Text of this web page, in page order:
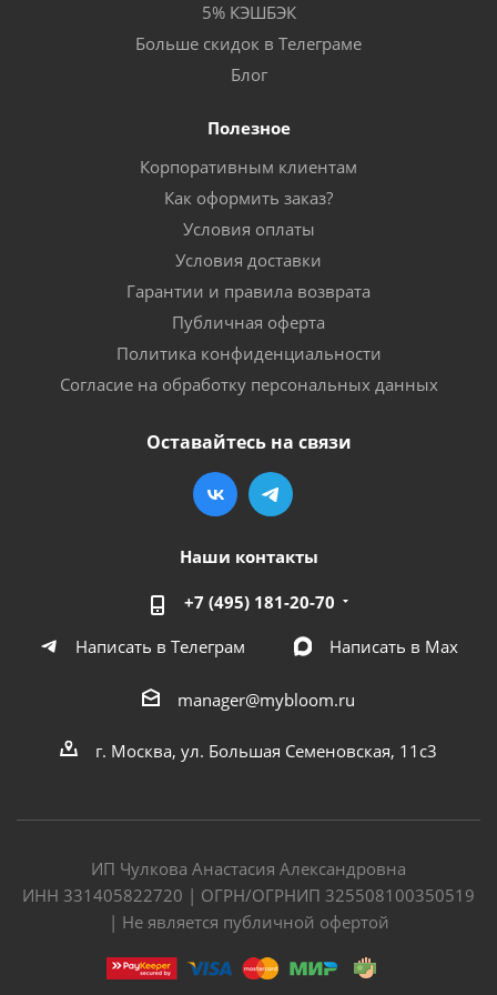
5% КЭШБЭК
Больше скидок в Телеграме
Блог
Полезное
Корпоративным клиентам
Как оформить заказ?
Условия оплаты
Условия доставки
Гарантии и правила возврата
Публичная оферта
Политика конфиденциальности
Согласие на обработку персональных данных
Оставайтесь на связи
Наши контакты
+7 (495) 181-20-70
Написать в Телеграм
Написать в Мах
manager@mybloom.ru
г. Москва, ул. Большая Семеновская, 11с3
ИП Чулкова Анастасия Александровна
ИНН 331405822720 | ОГРН/ОГРНИП 325508100350519
| Не является публичной офертой